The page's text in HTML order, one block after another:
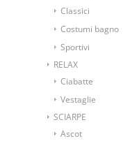
Classici
Costumi bagno
Sportivi
RELAX
Ciabatte
Vestaglie
SCIARPE
Ascot